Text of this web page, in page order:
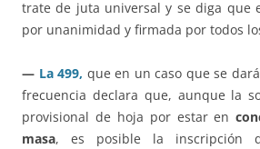
trate de juta universal y se diga que
por unanimidad y firmada por todos
— La 499, que en un caso que se
frecuencia declara que, aunque la
provisional de hoja por estar en
masa, es posible la inscripción